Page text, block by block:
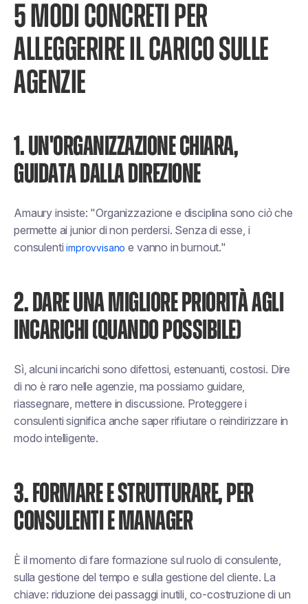
5 MODI CONCRETI PER
ALLEGGERIRE IL CARICO SULLE
AGENZIE
1. UN'ORGANIZZAZIONE CHIARA,
GUIDATA DALLA DIREZIONE
Amaury insiste: "Organizzazione e disciplina sono ciò che
permette ai junior di non perdersi. Senza di esse, i
consulentiimprovvisano e vanno in burnout."
2. DARE UNA MIGLIORE PRIORITÀ AGLI
INCARICHI (QUANDO POSSIBILE)
Sì, alcuni incarichi sono difettosi, estenuanti, costosi. Dire
di no è raro nelle agenzie, ma possiamo guidare,
riassegnare, mettere in discussione. Proteggere i
consulenti significa anche saper rifiutare o reindirizzare in
modo intelligente.
3. FORMARE E STRUTTURARE, PER
CONSULENTI E MANAGER
È il momento di fare formazione sul ruolo di consulente,
sulla gestione del tempo e sulla gestione del cliente. La
chiave: riduzione dei passaggi inutili, co-costruzione di un